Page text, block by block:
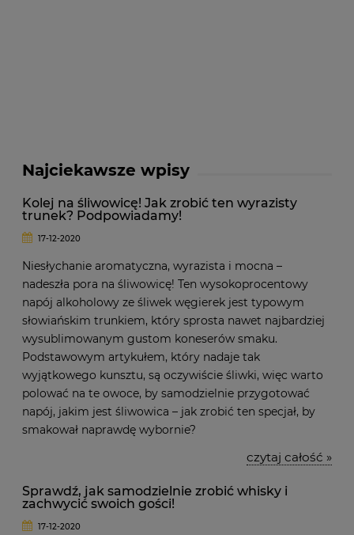
Najciekawsze wpisy
Kolej na śliwowicę! Jak zrobić ten wyrazisty
trunek? Podpowiadamy!
17-12-2020
Niesłychanie aromatyczna, wyrazista i mocna –
nadeszła pora na śliwowicę! Ten wysokoprocentowy
napój alkoholowy ze śliwek węgierek jest typowym
słowiańskim trunkiem, który sprosta nawet najbardziej
wysublimowanym gustom koneserów smaku.
Podstawowym artykułem, który nadaje tak
wyjątkowego kunsztu, są oczywiście śliwki, więc warto
polować na te owoce, by samodzielnie przygotować
napój, jakim jest śliwowica – jak zrobić ten specjał, by
smakował naprawdę wybornie?
czytaj całość »
Sprawdź, jak samodzielnie zrobić whisky i
zachwycić swoich gości!
17-12-2020